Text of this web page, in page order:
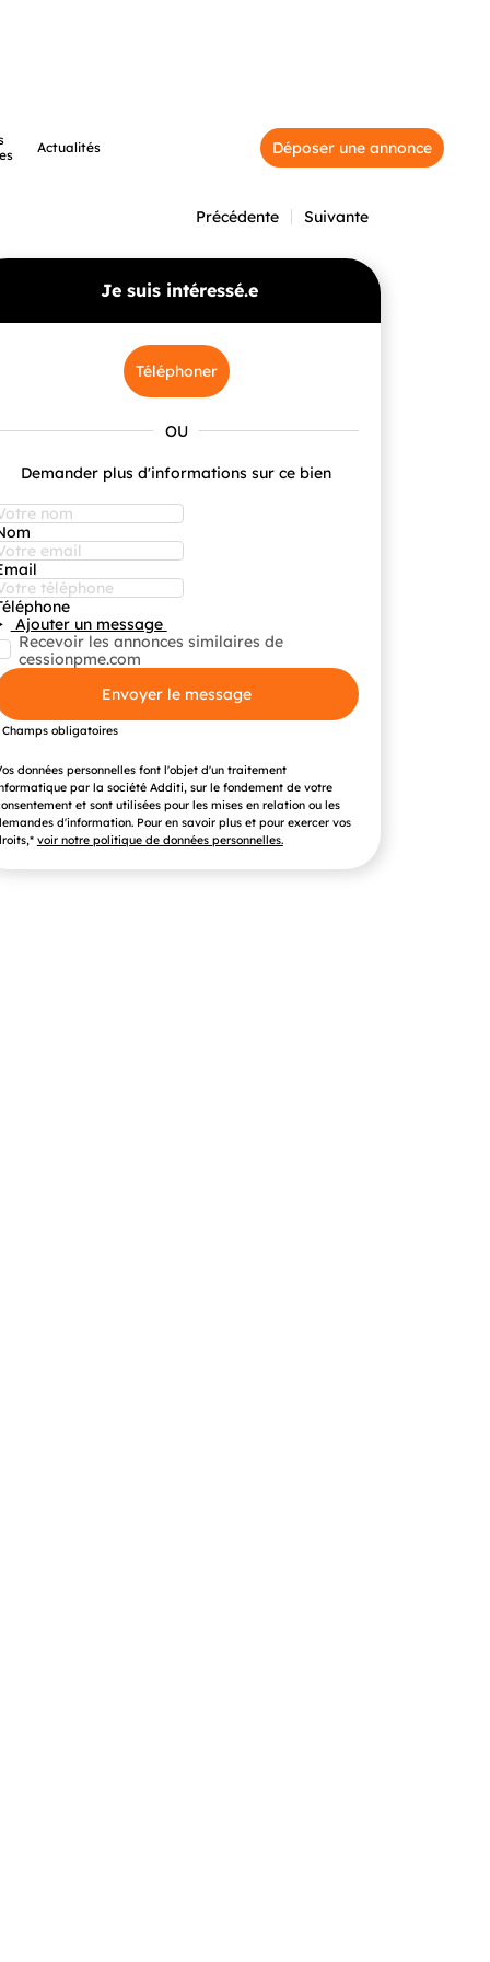
Actualités Déposer une annonce
Précédente Suivante
Je suis intéressé.e
Téléphoner
Demander plus d'informations sur ce bien
Ajouter un message
Recevoir les annonces similaires de
cessionpme.com
Envoyer le message
Champs obligatoires
données personnelles font l'objet d'un traitement
par la société Additi, sur le fondement de votre
et sont utilisées pour les mises en relation ou les
d'information. Pour en savoir plus et pour exercer vos
voir notre politique de données personnelles.